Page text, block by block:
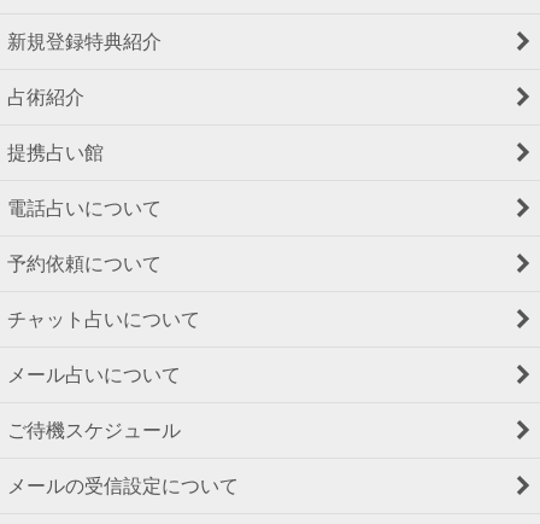
新規登録特典紹介
占術紹介
提携占い館
電話占いについて
予約依頼について
チャット占いについて
メール占いについて
ご待機スケジュール
メールの受信設定について